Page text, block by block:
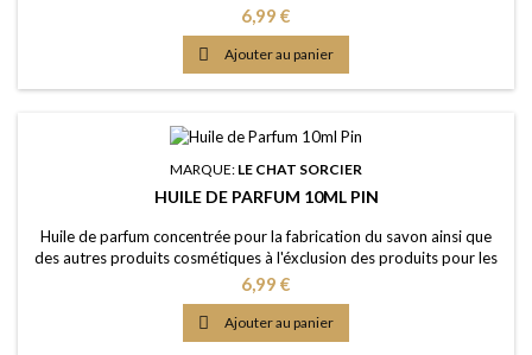
lèvres ou la bouche Caractère: senteur iodée fraîche avec des notes
aquatiques Couleur: Sans colorants - couleur naturelle: Incolorée
Dosage conseillé: 2% à 5% Certification: Certficat de conformité
IFRA 50e et...
Prix
6,99 €
 Ajouter au panier
MARQUE: LE CHAT SORCIER
HUILE DE PARFUM 10ML PIN
Huile de parfum concentrée pour la fabrication du savon ainsi que
des autres produits cosmétiques à l'éxclusion des produits pour les
lèvres ou la bouche Caractère: propre et frais, l'assainisseur
classique Couleur: Sans colorants - couleur naturelle: Incolorée
Dosage conseillé: 2% à 5% Certification: Certficat de conformité
IFRA 50e et analyse...
Prix
6,99 €
 Ajouter au panier